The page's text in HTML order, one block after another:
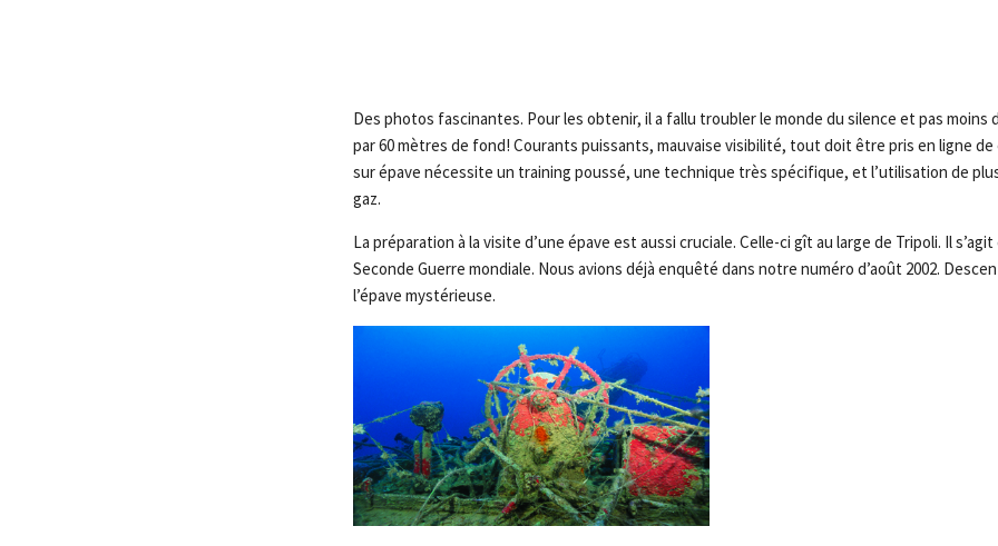
Des photos fascinantes. Pour les obtenir, il a fallu troubler le monde du silence et pas
par 60 mètres de fond! Courants puissants, mauvaise visibilité, tout doit être pris en ligne
sur épave nécessite un training poussé, une technique très spécifique, et l’utilisation de
gaz.
La préparation à la visite d’une épave est aussi cruciale. Celle-ci gît au large de Tripoli. Il s’agit
Seconde Guerre mondiale. Nous avions déjà enquêté dans notre numéro d’août 2002.
l’épave mystérieuse.